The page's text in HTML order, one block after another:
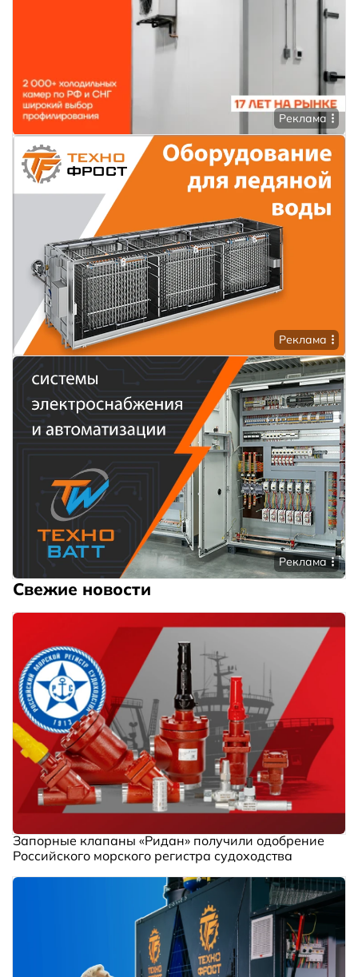
Реклама
Реклама
Реклама
Свежие новости
Запорные клапаны «Ридан» получили одобрение
Российского морского регистра судоходства